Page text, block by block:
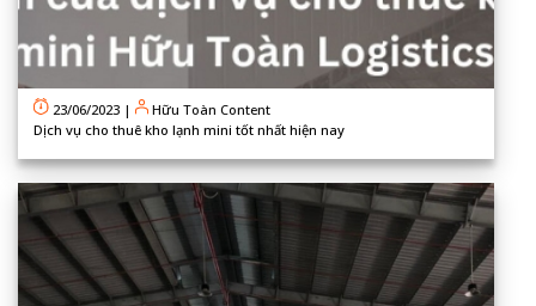
23/06/2023 |
Hữu Toàn Content
Dịch vụ cho thuê kho lạnh mini tốt nhất hiện nay